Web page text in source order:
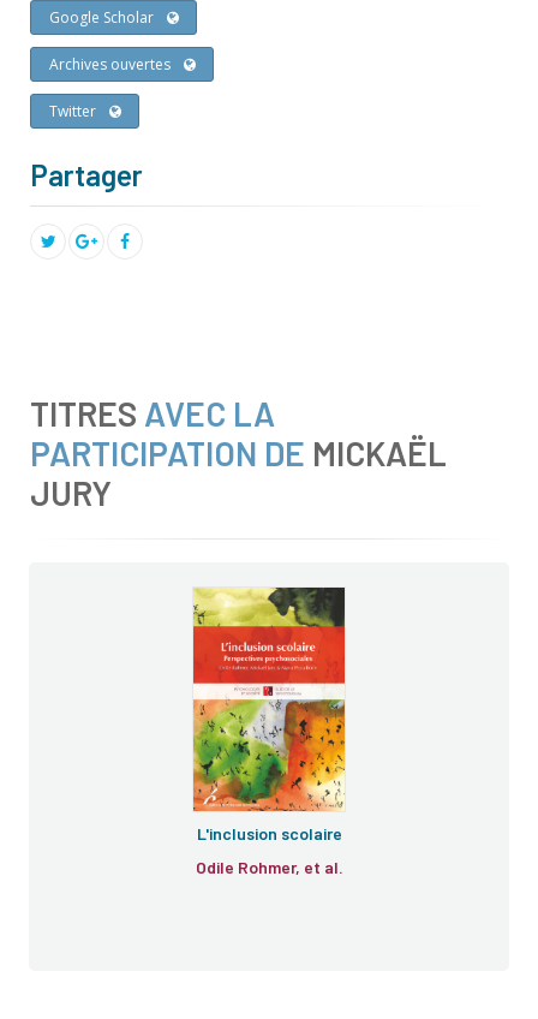
Google Scholar
Archives ouvertes
Twitter
Partager
TITRES AVEC LA
PARTICIPATION DE MICKAËL
JURY
L'inclusion scolaire
Odile Rohmer, et al.